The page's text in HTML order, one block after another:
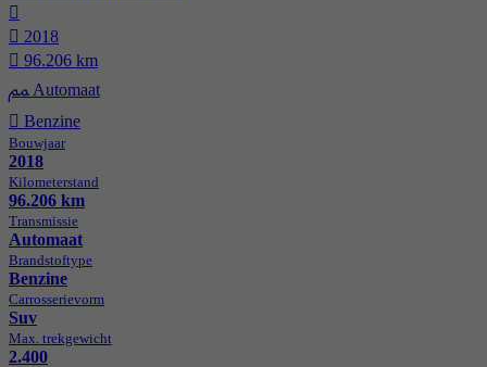
2018
96.206 km
Automaat
Benzine
Bouwjaar
2018
Kilometer­stand
96.206 km
Transmissie
Automaat
Brandstof­type
Benzine
Carrosserie­vorm
Suv
Max. trekgewicht
2.400